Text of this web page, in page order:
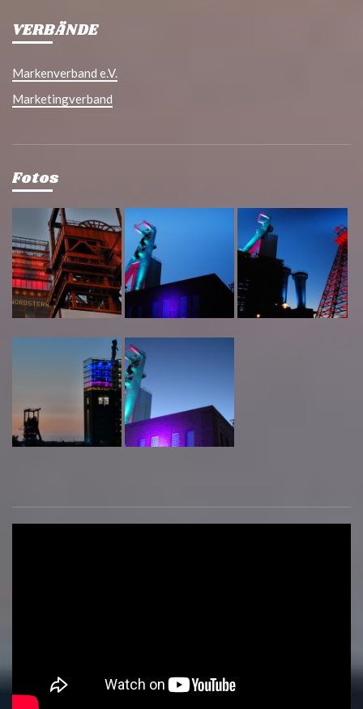
VERBÄNDE
Markenverband e.V.
Marketingverband
Fotos